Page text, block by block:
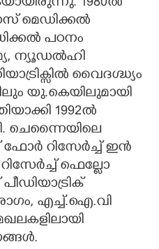
1980ൽ
മെഡിക്കൽ
പഠനം
ന്യൂഡൽഹി
വൈദഗ്ദ്ധ്യം
യു.കെയിലുമായി
1992ൽ
ചെന്നൈയിലെ
ഫോർ റിസേർച്ച് ഇൻ
ഫെല്ലോ
എച്ച്.ഐ.വി